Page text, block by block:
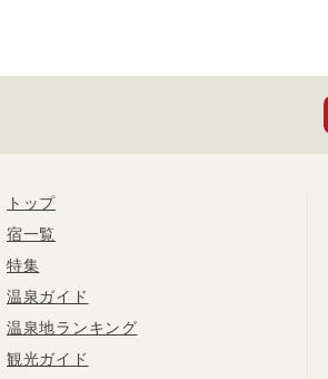
トップ
宿一覧
特集
温泉ガイド
温泉地ランキング
観光ガイド